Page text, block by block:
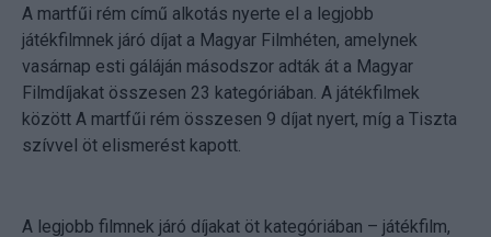
A martfűi rém című alkotás nyerte el a legjobb
játékfilmnek járó díjat a Magyar Filmhéten, amelynek
vasárnap esti gáláján másodszor adták át a Magyar
Filmdíjakat összesen 23 kategóriában. A játékfilmek
között A martfűi rém összesen 9 díjat nyert, míg a Tiszta
szívvel öt elismerést kapott.
A legjobb filmnek járó díjakat öt kategóriában – játékfilm,